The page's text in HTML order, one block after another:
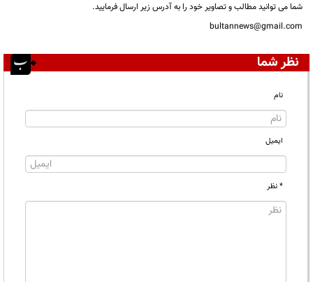
شما می توانید مطالب و تصاویر خود را به آدرس زیر ارسال فرمایید.
bultannews@gmail.com
نظر شما
نام
ایمیل
* نظر